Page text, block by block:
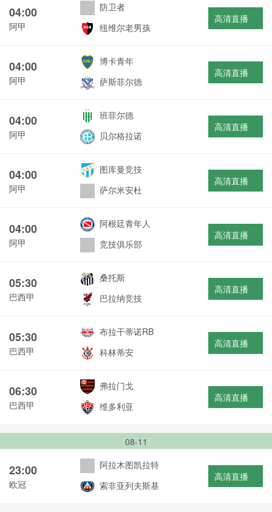
04:00
阿甲
防卫者
纽维尔老男孩
高清直播
04:00
阿甲
博卡青年
萨斯菲尔德
高清直播
04:00
阿甲
班菲尔德
贝尔格拉诺
高清直播
04:00
阿甲
图库曼竞技
萨尔米安杜
高清直播
04:00
阿甲
阿根廷青年人
竞技俱乐部
高清直播
05:30
巴西甲
桑托斯
巴拉纳竞技
高清直播
05:30
巴西甲
布拉干蒂诺RB
科林蒂安
高清直播
06:30
巴西甲
弗拉门戈
维多利亚
高清直播
08-11
23:00
欧冠
阿拉木图凯拉特
索非亚列夫斯基
高清直播